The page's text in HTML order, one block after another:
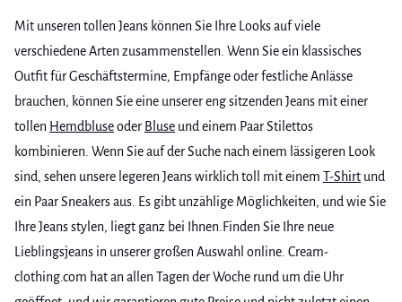
Mit unseren tollen Jeans können Sie Ihre Looks auf viele
verschiedene Arten zusammenstellen. Wenn Sie ein klassisches
Outfit für Geschäftstermine, Empfänge oder festliche Anlässe
brauchen, können Sie eine unserer eng sitzenden Jeans mit einer
tollen Hemdbluseoder Bluse und einem Paar Stilettos
kombinieren. Wenn Sie auf der Suche nach einem lässigeren Look
sind, sehen unsere legeren Jeans wirklich toll mit einem T-Shirt und
ein Paar Sneakers aus. Es gibt unzählige Möglichkeiten, und wie Sie
Ihre Jeans stylen, liegt ganz bei Ihnen.Finden Sie Ihre neue
Lieblingsjeans in unserer großen Auswahl online. Cream-
clothing.com hat an allen Tagen der Woche rund um die Uhr